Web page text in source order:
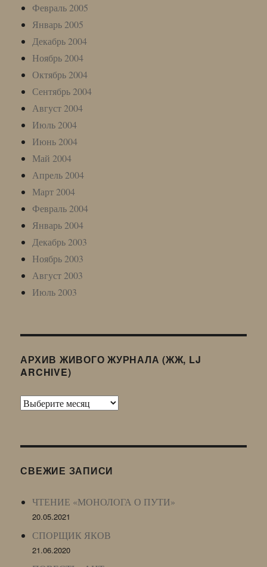
Февраль 2005
Январь 2005
Декабрь 2004
Ноябрь 2004
Октябрь 2004
Сентябрь 2004
Август 2004
Июль 2004
Июнь 2004
Май 2004
Апрель 2004
Март 2004
Февраль 2004
Январь 2004
Декабрь 2003
Ноябрь 2003
Август 2003
Июль 2003
АРХИВ ЖИВОГО ЖУРНАЛА (ЖЖ, LJ
ARCHIVE)
Архив
LJ
СВЕЖИЕ ЗАПИСИ
ЧТЕНИЕ «МОНОЛОГА О ПУТИ»
20.05.2021
СПОРЩИК ЯКОВ
21.06.2020